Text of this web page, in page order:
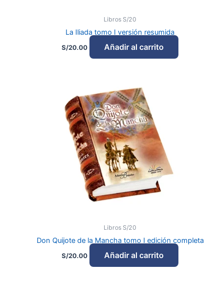
Libros S/20
La Iliada tomo I versión resumida
S/20.00 Añadir al carrito
Libros S/20
Don Quijote de la Mancha tomo I edición completa
S/20.00 Añadir al carrito